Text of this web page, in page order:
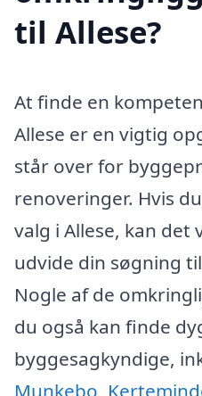
til Allese?
At finde en
Allese er en vigtig
står over for
renoveringer. Hvis
valg i Allese, kan
udvide din søgning
Nogle af de
du også kan finde
byggesagkyndige,
Munkebo